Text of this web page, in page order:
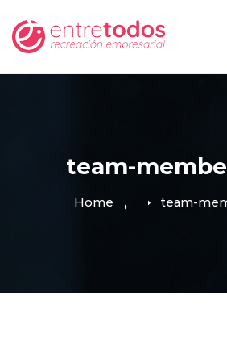
team-
Home team-